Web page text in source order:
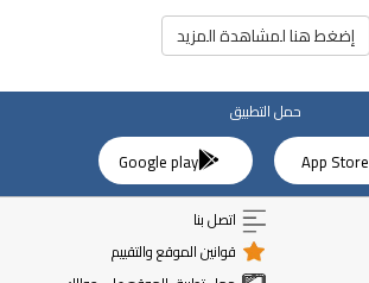
إضغط هنا لمشاهدة المزيد
حمل التطبيق
App Store
Google play
اتصل بنا
قوانين الموقع والتقييم